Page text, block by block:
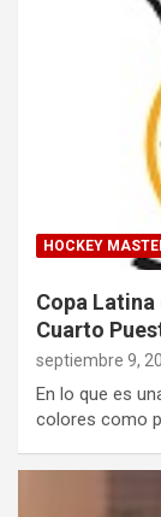
HOCKEY
Copa
Cuarto
septiembre 9,
En lo que es
colores como